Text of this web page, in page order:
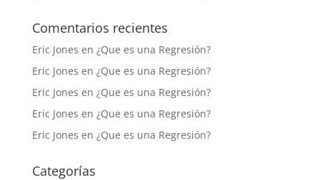
Comentarios recientes
Eric Jones en ¿Que es una Regresión?
Eric Jones en ¿Que es una Regresión?
Eric Jones en ¿Que es una Regresión?
Eric Jones en ¿Que es una Regresión?
Eric Jones en ¿Que es una Regresión?
Categorías